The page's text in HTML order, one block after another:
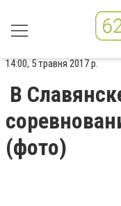
14:00, 5 травня 2017 р.
В
(фото)